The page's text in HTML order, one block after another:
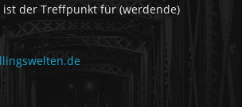
der Treffpunkt für (werdende)